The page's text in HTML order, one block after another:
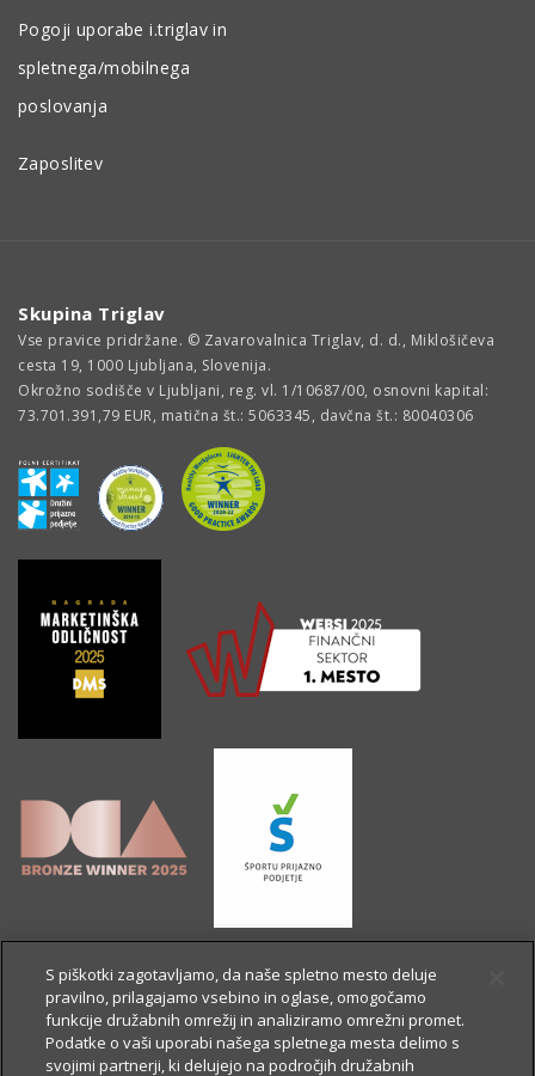
Pogoji uporabe i.triglav in
spletnega/mobilnega
poslovanja
Zaposlitev
Skupina Triglav
Vse pravice pridržane. © Zavarovalnica Triglav, d. d., Miklošičeva
cesta 19, 1000 Ljubljana, Slovenija.
Okrožno sodišče v Ljubljani, reg. vl. 1/10687/00, osnovni kapital:
73.701.391,79 EUR, matična št.: 5063345, davčna št.: 80040306
S piškotki zagotavljamo, da naše spletno mesto deluje
pravilno, prilagajamo vsebino in oglase, omogočamo
funkcije družabnih omrežij in analiziramo omrežni promet.
Podatke o vaši uporabi našega spletnega mesta delimo s
svojimi partnerji, ki delujejo na področjih družabnih